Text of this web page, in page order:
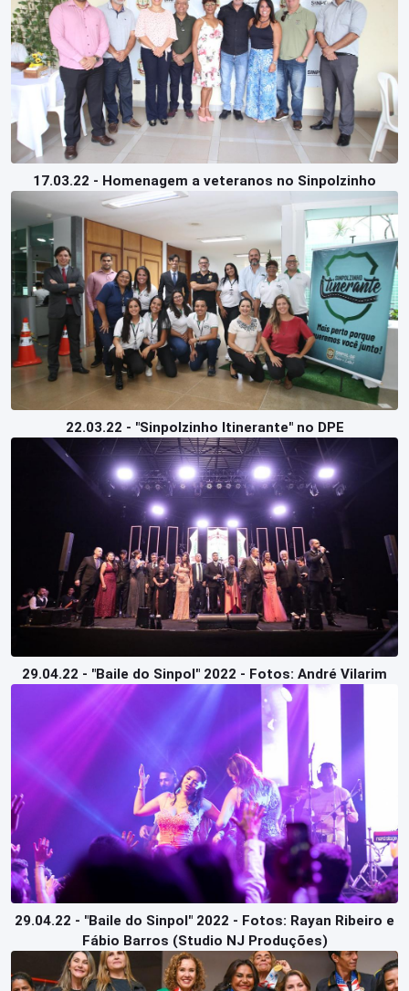
17.03.22 - Homenagem a veteranos no Sinpolzinho
22.03.22 - "Sinpolzinho Itinerante" no DPE
29.04.22 - "Baile do Sinpol" 2022 - Fotos: André Vilarim
29.04.22 - "Baile do Sinpol" 2022 - Fotos: Rayan Ribeiro e
Fábio Barros (Studio NJ Produções)